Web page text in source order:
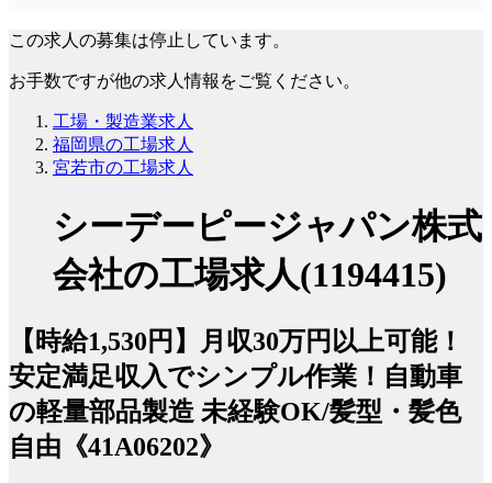
この求人の募集は停止しています。
お手数ですが他の求人情報をご覧ください。
工場・製造業求人
福岡県の工場求人
宮若市の工場求人
シーデーピージャパン株式
会社の工場求人(1194415)
【時給1,530円】月収30万円以上可能！
安定満足収入でシンプル作業！自動車
の軽量部品製造 未経験OK/髪型・髪色
自由《41A06202》